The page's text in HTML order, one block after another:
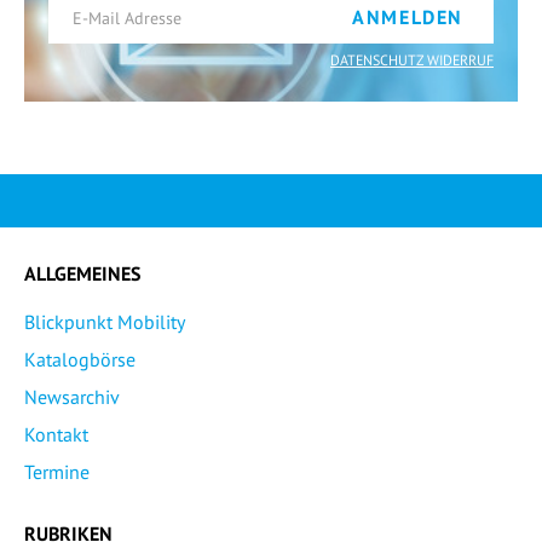
ANMELDEN
DATENSCHUTZ WIDERRUF
ALLGEMEINES
Blickpunkt Mobility
Katalogbörse
Newsarchiv
Kontakt
Termine
RUBRIKEN